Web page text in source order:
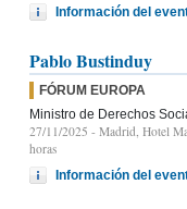
Información del
Pablo Bustinduy
FÓRUM EUROPA
Ministro de Derechos
27/11/2025 - Madrid, Hotel
horas
Información del